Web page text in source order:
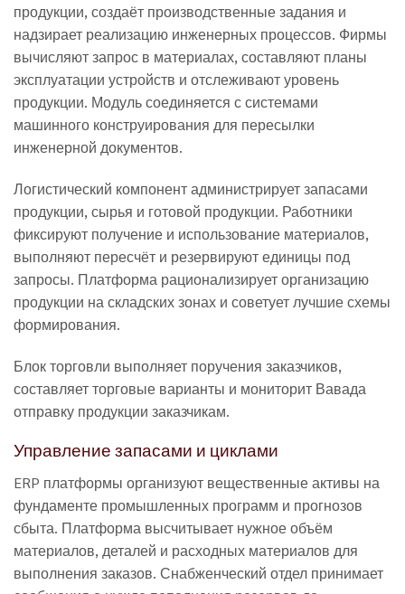
продукции, создаёт производственные задания и
надзирает реализацию инженерных процессов. Фирмы
вычисляют запрос в материалах, составляют планы
эксплуатации устройств и отслеживают уровень
продукции. Модуль соединяется с системами
машинного конструирования для пересылки
инженерной документов.
Логистический компонент администрирует запасами
продукции, сырья и готовой продукции. Работники
фиксируют получение и использование материалов,
выполняют пересчёт и резервируют единицы под
запросы. Платформа рационализирует организацию
продукции на складских зонах и советует лучшие схемы
формирования.
Блок торговли выполняет поручения заказчиков,
составляет торговые варианты и мониторит Вавада
отправку продукции заказчикам.
Управление запасами и циклами
ERP платформы организуют вещественные активы на
фундаменте промышленных программ и прогнозов
сбыта. Платформа высчитывает нужное объём
материалов, деталей и расходных материалов для
выполнения заказов. Снабженческий отдел принимает